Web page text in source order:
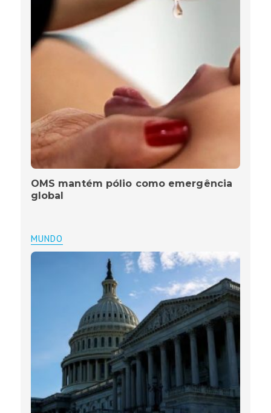
OMS mantém pólio como emergência
global
MUNDO